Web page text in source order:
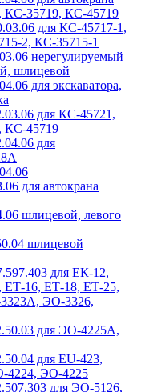
КС-35719, КС-45719
для КС-45717-1,
2, КС-35715-1
нерегулируемый
шлицевой
для экскаватора,
для КС-45721,
КС-45719
для
для автокрана
шлицевой, левого
шлицевой
для ЕК-12,
16, ЕТ-18, ЕТ-25,
ЭО-3326,
для ЭО-4225А,
для ЕU-423,
4224, ЭО-4225
для ЭО-5126,